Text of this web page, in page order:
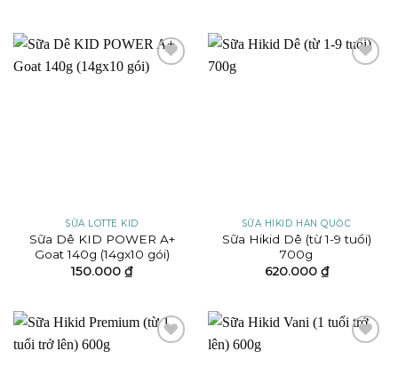
SỮA LOTTE KID
Sữa Dê KID POWER A+
Goat 140g (14gx10 gói)
150.000 ₫
SỮA HIKID HÀN QUỐC
Sữa Hikid Dê (từ 1-9 tuổi)
700g
620.000 ₫